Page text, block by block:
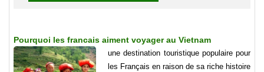
Pourquoi les francais aiment voyager au Vietnam
une destination touristique populaire pour
les Français en raison de sa riche histoire